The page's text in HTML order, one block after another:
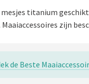
titanium geschikt
zijn
de Beste